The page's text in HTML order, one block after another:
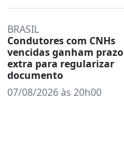
BRASIL
Condutores com CNHs
vencidas ganham prazo
extra para regularizar
documento
07/08/2026 às 20h00